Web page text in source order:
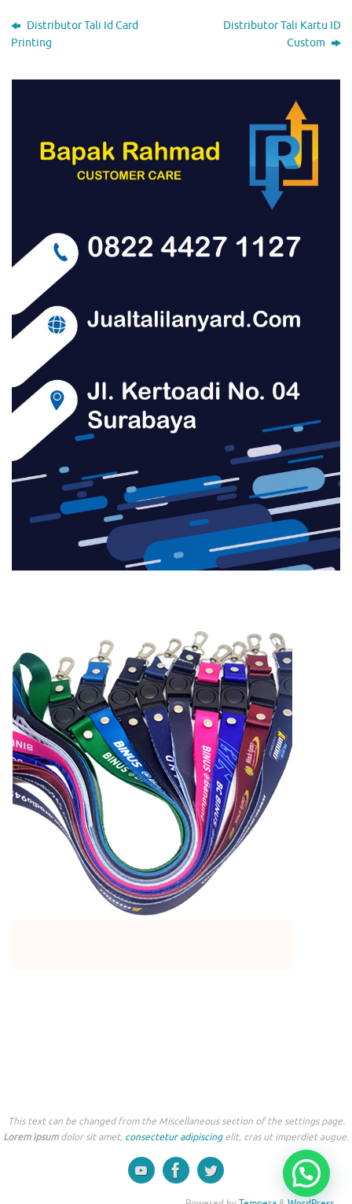
Distributor Tali Id Card
Printing
Distributor Tali Kartu ID
Custom
This text can be changed from the Miscellaneous section of the settings page.
Lorem ipsumdolor sit amet, consectetur adipiscingelit, cras ut imperdiet augue.